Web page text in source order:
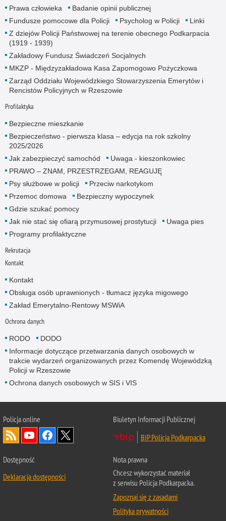
Prawa człowieka
Badanie opinii publicznej
Fundusze pomocowe dla Policji
Psycholog w Policji
Linki
Z dziejów Policji Państwowej na terenie obecnego Podkarpacia
(1919 - 1939)
Zakładowy Fundusz Świadczeń Socjalnych
MKZP - Międzyzakładowa Kasa Zapomogowo Pożyczkowa
Zarząd Oddziału Wojewódzkiego Stowarzyszenia Emerytów i
Rencistów Policyjnych w Rzeszowie
Profilaktyka
Bezpieczne mieszkanie
Bezpieczeństwo - pierwsza klasa – edycja na rok szkolny
2025/2026
Jak zabezpieczyć samochód
Uwaga - kieszonkowiec
PRAWO – ZNAM, PRZESTRZEGAM, REAGUJĘ
Psy służbowe w policji
Przeciw narkotykom
Przemoc domowa
Bezpieczny wypoczynek
Gdzie szukać pomocy
Jak nie stać się ofiarą przymusowej prostytucji
Uwaga pies
Programy profilaktyczne
Rekrutacja
Kontakt
Kontakt
Obsługa osób uprawnionych - tłumacz języka migowego
Zakład Emerytalno-Rentowy MSWiA
Ochrona danych
RODO
DODO
Informacje dotyczące przetwarzania danych osobowych w
trakcie wydarzeń organizowanych przez Komendę Wojewódzką
Policji w Rzeszowie
Ochrona danych osobowych w SIS i VIS
Policja online
Biuletyn Informacji Publicznej
BIP Policja Podkarpacka
Dostępność
Deklaracja dostępności
Nota prawna
Chcesz wykorzystać materiał
z serwisu Policja Podkarpacka.
Zapoznaj się z zasadami
Polityka prywatności